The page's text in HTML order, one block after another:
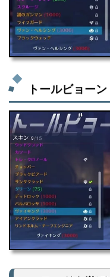
トールビョーン